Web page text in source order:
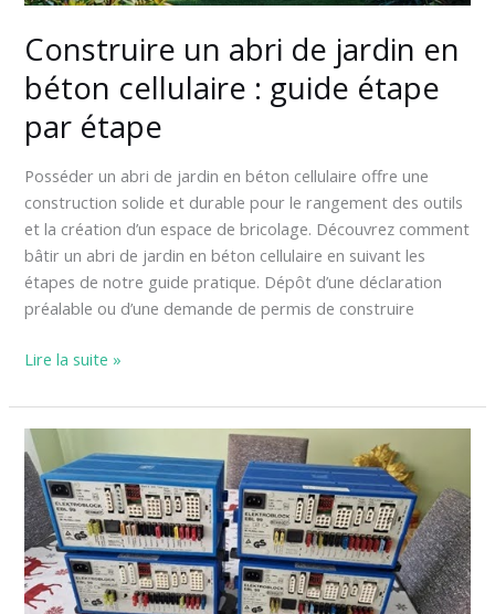
Construire un abri de jardin en
béton cellulaire : guide étape
par étape
Posséder un abri de jardin en béton cellulaire offre une
construction solide et durable pour le rangement des outils
et la création d’un espace de bricolage. Découvrez comment
bâtir un abri de jardin en béton cellulaire en suivant les
étapes de notre guide pratique. Dépôt d’une déclaration
préalable ou d’une demande de permis de construire
par
étape
Lire la suite »
Solutions
électriques
pour
camping-
cars
:
découvrez